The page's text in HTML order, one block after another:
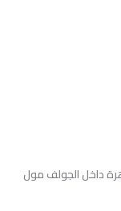
داخل الجولف مول